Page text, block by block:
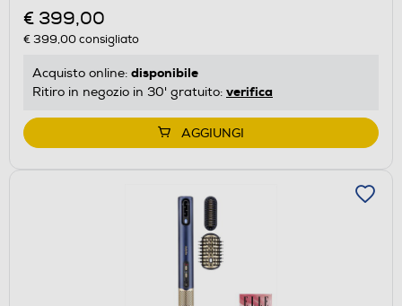
€ 399,00
€ 399,00consigliato
Acquisto online: disponibile
Ritiro in negozio in 30' gratuito: verifica
AGGIUNGI